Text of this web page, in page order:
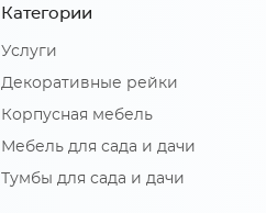
Категории
Услуги
Декоративные рейки
Корпусная мебель
Мебель для сада и дачи
Тумбы для сада и дачи